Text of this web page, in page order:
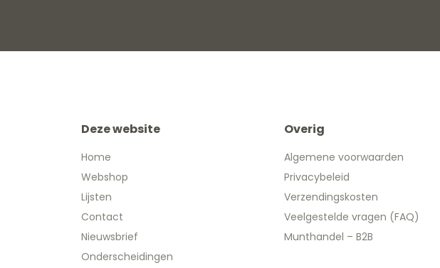
Deze website
Home
Webshop
Lijsten
Contact
Nieuwsbrief
Onderscheidingen
Overig
Algemene voorwaarden
Privacybeleid
Verzendingskosten
Veelgestelde vragen (FAQ)
Munthandel – B2B